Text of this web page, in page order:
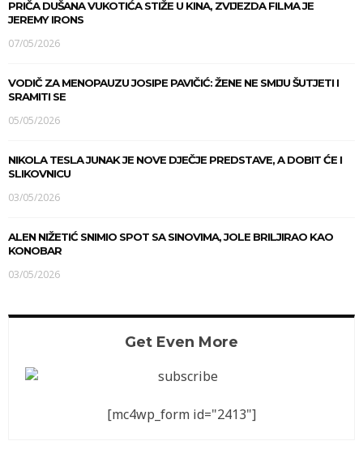
PRIČA DUŠANA VUKOTIĆA STIŽE U KINA, ZVIJEZDA FILMA JE
JEREMY IRONS
07/05/2026
VODIČ ZA MENOPAUZU JOSIPE PAVIČIĆ: ŽENE NE SMIJU ŠUTJETI I
SRAMITI SE
05/05/2026
NIKOLA TESLA JUNAK JE NOVE DJEČJE PREDSTAVE, A DOBIT ĆE I
SLIKOVNICU
03/05/2026
ALEN NIŽETIĆ SNIMIO SPOT SA SINOVIMA, JOLE BRILJIRAO KAO
KONOBAR
03/05/2026
Get Even More
[mc4wp_form id="2413"]